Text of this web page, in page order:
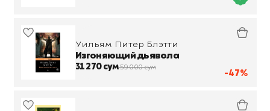
-47%
Уильям Питер Блэтти
Изгоняющий дьявола
31 270 сум59 000 сум